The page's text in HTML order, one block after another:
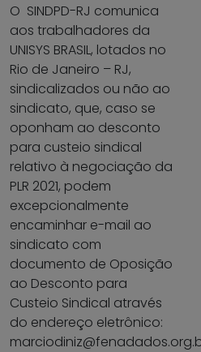
O SINDPD-RJ comunica
aos trabalhadores da
UNISYS BRASIL, lotados no
Rio de Janeiro – RJ,
sindicalizados ou não ao
sindicato, que, caso se
oponham ao desconto
para custeio sindical
relativo à negociação da
PLR 2021, podem
excepcionalmente
encaminhar e-mail ao
sindicato com
documento de Oposição
ao Desconto para
Custeio Sindical através
do endereço eletrônico: